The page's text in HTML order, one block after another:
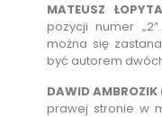
MATEUSZ
pozycji numer
można się
być autorem
DAWID
prawej stronie w